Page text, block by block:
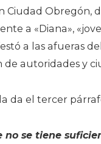
Ciudad Obregón,
a «Diana»,
a las afueras
de autoridades y
da el tercer
no se tiene